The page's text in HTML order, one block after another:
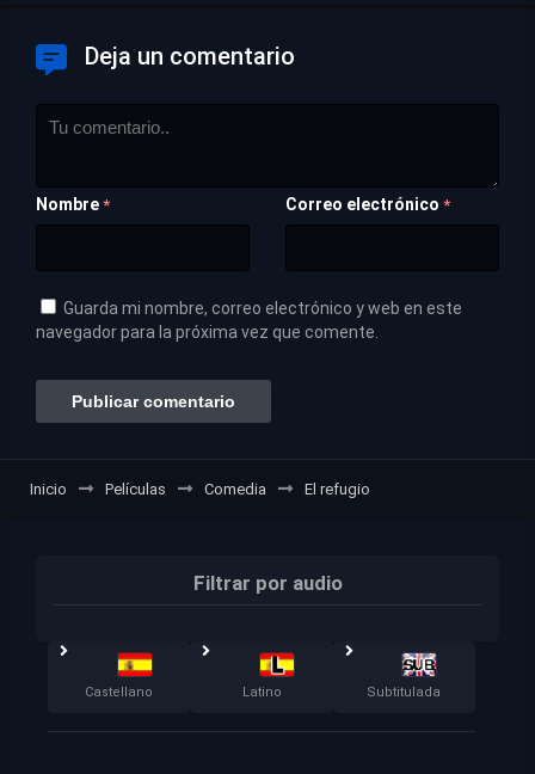
Deja un comentario
Nombre * Correo electrónico *
Guarda mi nombre, correo electrónico y web en este
navegador para la próxima vez que comente.
Inicio Películas Comedia El refugio
Filtrar por audio
Castellano Latino Subtitulada